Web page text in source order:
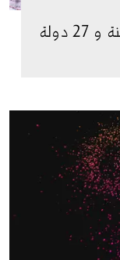
الجواز الأمريكي في المرتبة الثامنة و 27 دولة